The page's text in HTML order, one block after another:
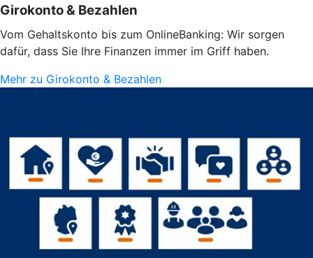
Girokonto & Bezahlen
Vom Gehaltskonto bis zum OnlineBanking: Wir sorgen
dafür, dass Sie Ihre Finanzen immer im Griff haben.
Mehr zu Girokonto & Bezahlen